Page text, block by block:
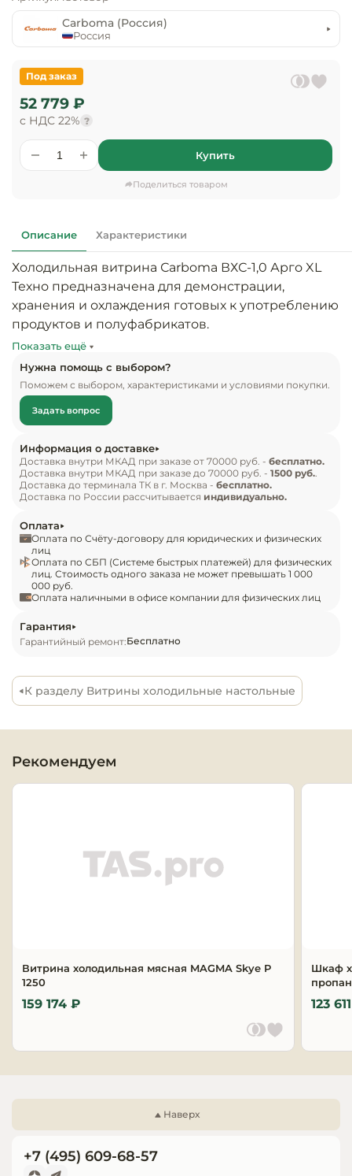
Посуда и
приборы
общепита
Линии
Весовое
Торговое и
Оснащение
отелей
Запчасти для
Оснащение
Оснащение
Оснащение
бытового
Разработка
торгового
оборудования
Carboma (Россия)
Россия
52 779 ₽
с НДС 22% ?
Под заказ
Купить
Поделиться товаром
Описание Характеристики
Холодильная витрина Сarboma ВХС-1,0 Арго XL
Техно предназначена для демонстрации,
хранения и охлаждения готовых к употреблению
продуктов и полуфабрикатов.
Особенности модели:
холодильный агрегат Electrolux, Samsung;
хладагент: R600a;
LED-подсветка;
тип охлаждения: статический;
экспозиционная площадь: 950х520 мм;
пенополиуретановая изоляция корпуса и
экспозиционная поверхность и столешница
выполнены из нержавеющей стали;
гнутое стекло.
Гастроемкости, подходящие к витрине
(заказываются отдельно):
325х176х40(65) мм, GN 1/3х40(65) – 9 шт.;
325х176х40(65) мм, GN 1/3х40(65) – 6 шт.;
325х176х40(65) мм, GN 1/3х40(65) – 3 шт.;
325х530х65 мм, GN 1/1х65 – 2 шт.
Показать ещё
Нужна помощь с выбором?
Поможем с выбором, характеристиками и условиями покупки.
Задать вопрос
Информация о доставке
Доставка внутри МКАД при заказе от 70000 руб. - бесплатно.
Доставка внутри МКАД при заказе до 70000 руб. - 1500 руб..
Доставка до терминала ТК в г. Москва - бесплатно.
Доставка по России рассчитывается индивидуально.
Оплата
Оплата по Счёту-договору для юридических и физических
лиц
Оплата по СБП (Системе быстрых платежей) для физических
лиц. Стоимость одного заказа не может превышать 1 000
000 руб.
Оплата наличными в офисе компании для физических лиц
Гарантия
Гарантийный ремонт:Бесплатно
К разделу Витрины холодильные настольные
Рекомендуем
Витрина холодильная мясная MAGMA Skye P
1250
159 174 ₽
Шкаф
пропан
123
Наверх
+7 (495) 609-68-57